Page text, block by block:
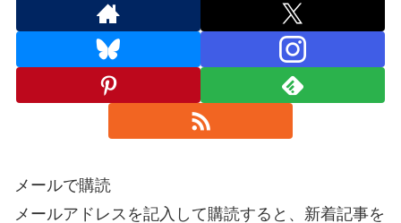
メールで購読
メールアドレスを記入して購読すると、新着記事を